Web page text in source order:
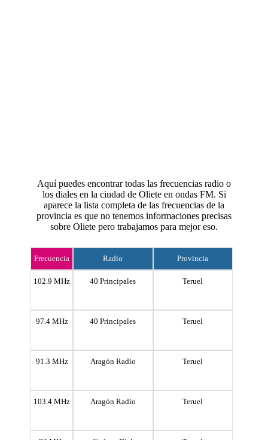
Aquí puedes encontrar todas las frecuencias radio o
los diales en la ciudad de Oliete en ondas FM. Si
aparece la lista completa de las frecuencias de la
provincia es que no tenemos informaciones precisas
sobre Oliete pero trabajamos para mejor eso.
Frecuencia Radio Provincia
102.9 MHz 40 Principales Teruel
97.4 MHz 40 Principales Teruel
91.3 MHz Aragón Radio Teruel
103.4 MHz Aragón Radio Teruel